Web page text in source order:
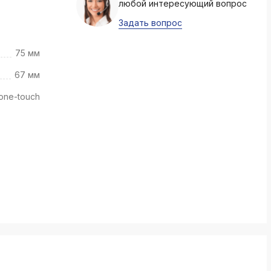
ksldkfjsdlfkjsls;ldfkgjsdl;kfkфыва
ksldkfjsdlfkjsls;ldfkgjsdl;kfkфыва
k
75 мм
67 мм
touch
любой интересующий вопрос
Задать вопрос